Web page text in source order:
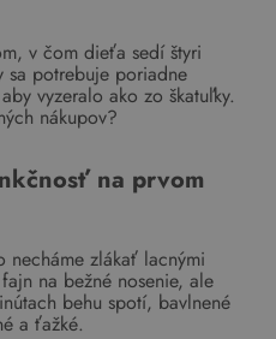
v čom dieťa sedí štyri
potrebuje poriadne
vyzeralo ako zo škatuľky.
nákupov?
na prvom
necháme zlákať lacnými
na bežné nosenie, ale
behu spotí, bavlnené
a ťažké.